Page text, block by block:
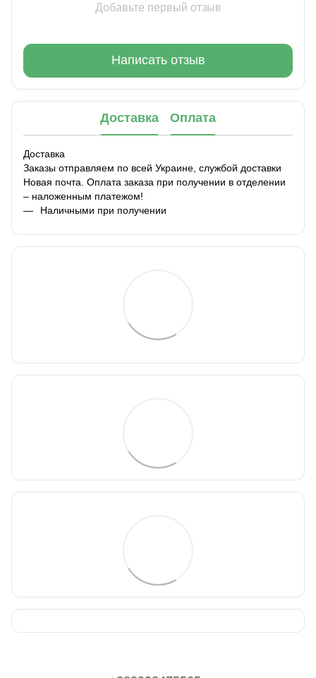
Добавьте первый отзыв
Написать отзыв
Доставка Оплата
Доставка
Заказы отправляем по всей Украине, службой доставки
Новая почта. Оплата заказа при получении в отделении
– наложенным платежом!
Наличными при получении